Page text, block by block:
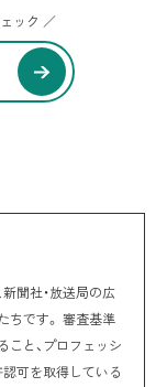
ック ／
聞社・放送局の広
ちです。 審査基準
こと、プロフェッシ
可を取得している